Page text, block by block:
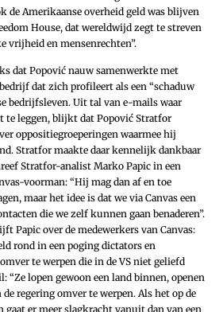
de Amerikaanse overheid geld was blijven
House, dat wereldwijd zegt te streven
vrijheid en mensenrechten”.
dat Popović nauw samenwerkte met
dat zich profileert als een “schaduw
bedrijfsleven. Uit tal van e-mails waar
te leggen, blijkt dat Popović Stratfor
oppositiegroeperingen waarmee hij
Stratfor maakte daar kennelijk dankbaar
Stratfor-analist Marko Papic in een
­voorman: “Hij mag dan af en toe
maar het idee is dat we via Canvas een
die we zelf kunnen gaan benaderen”.
Papic over de medewerkers van Canvas:
rond in een poging dictators en
te werpen die in de VS niet geliefd
“Ze lopen gewoon een land binnen, openen
regering omver te werpen. Als het op de
gaat er meer slagkracht vanuit dan van een